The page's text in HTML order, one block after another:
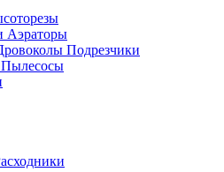
Аэраторы
Подрезчики